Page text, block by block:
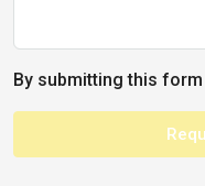
By submitting this